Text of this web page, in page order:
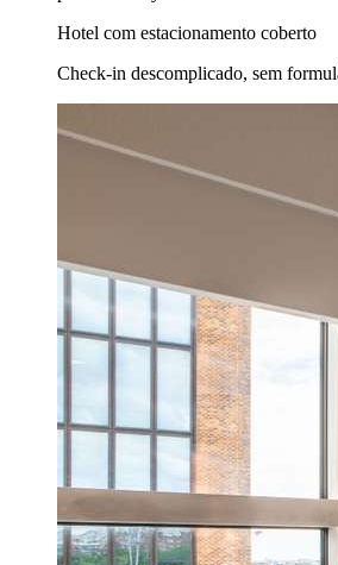
Hotel com estacionamento coberto
Check-in descomplicado, sem